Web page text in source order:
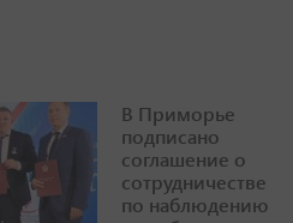
В Приморье
подписано
соглашение о
сотрудничестве
по наблюдению